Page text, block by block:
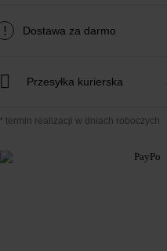
! Dostawa za darmo
Przesyłka kurierska
* termin realizacji w dniach roboczych